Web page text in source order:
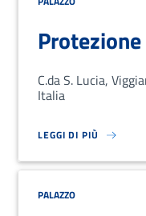
C.da S. Lucia,
Italia
LEGGI DI PIÙ
SU LOREM IPSUM
PALAZZO